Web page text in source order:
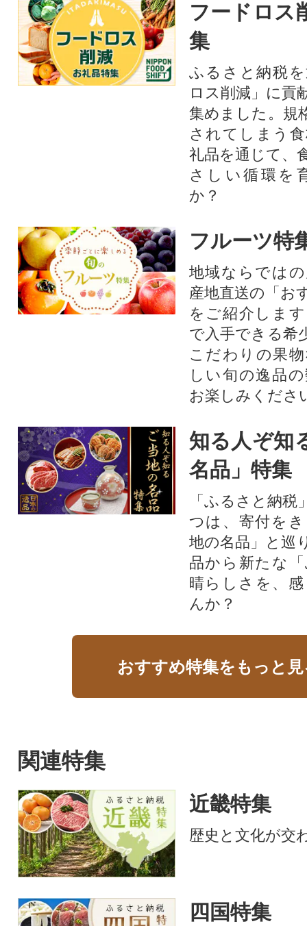
フードロス
集
ふるさと納税
ロス削減」に貢
集めました。規
されてしまう
礼品を通じて、
さしい循環を
か？​
フルーツ特
地域ならでは
産地直送の「お
をご紹介しま
で入手できる希
こだわりの果
しい旬の逸品
お楽しみくださ
知る人ぞ知
名品」特集
「ふるさと納
つは、寄付を
地の名品」と巡
品から新たな
晴らしさを、
んか？
おすすめ特集をもっと
関連特集
近畿特集
歴史と文化が交
四国特集